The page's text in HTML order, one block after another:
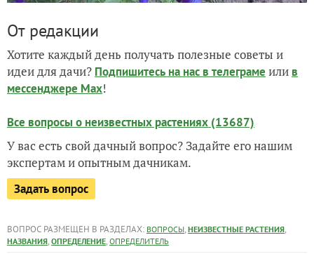
От редакции
Хотите каждый день получать полезные советы и
идеи для дачи? Подпишитесь на нас в телеграме или в
мессенджере Max!
Все вопросы о неизвестных растениях (13687)
У вас есть свой дачный вопрос? Задайте его нашим
экспертам и опытным дачникам.
Задать вопрос
ВОПРОС РАЗМЕЩЕН В РАЗДЕЛАХ: ВОПРОСЫ, НЕИЗВЕСТНЫЕ РАСТЕНИЯ,
НАЗВАНИЯ, ОПРЕДЕЛЕНИЕ, ОПРЕДЕЛИТЕЛЬ